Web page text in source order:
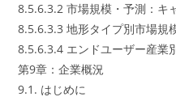
8.5.6.3.2 市場規模・予測：キ
8.5.6.3.3 地形タイプ別市場規
8.5.6.3.4 エンドユーザー産業
第9章：企業概況
9.1. はじめに